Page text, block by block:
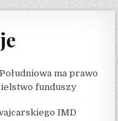
ma prawo
funduszy
IMD